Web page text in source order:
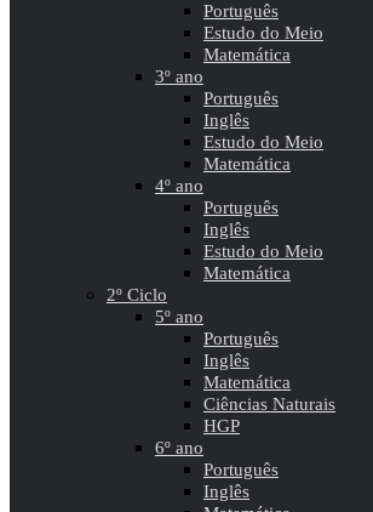
Português
Estudo do Meio
Matemática
3º ano
Português
Inglês
Estudo do Meio
Matemática
4º ano
Português
Inglês
Estudo do Meio
Matemática
2º Ciclo
5º ano
Português
Inglês
Matemática
Ciências Naturais
HGP
6º ano
Português
Inglês